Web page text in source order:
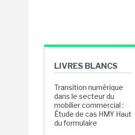
LIVRES BLANCS
Transition numérique
dans le secteur du
mobilier commercial :
Étude de cas HMY Haut
du formulaire